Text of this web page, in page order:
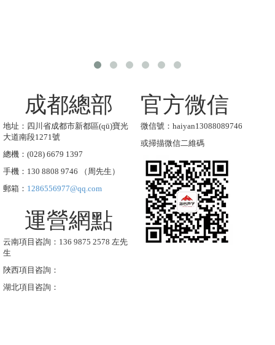
成都總部
地址：四川省成都市新都區(qū)寶光
大道南段1271號
總機：(028) 6679 1397
手機：130 8808 9746 （周先生）
郵箱： 1286556977@qq.com
運營網點
云南項目咨詢：136 9875 2578 左先
生
陜西項目咨詢：
湖北項目咨詢：
官方微信
微信號：haiyan13088089746
或掃描微信二維碼